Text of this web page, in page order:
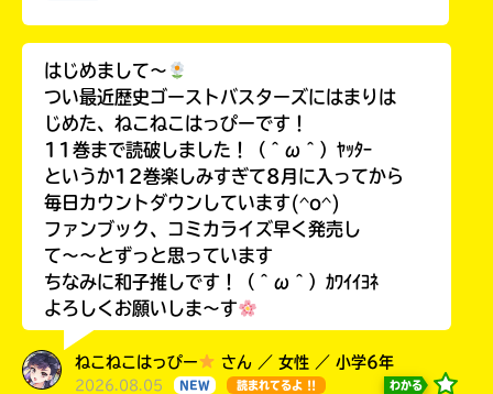
はじめまして〜
つい最近歴史ゴーストバスターズにはまりは
じめた、ねこねこはっぴーです！
11巻まで読破しました！（＾ω＾）ﾔｯﾀｰ
というか12巻楽しみすぎて8月に入ってから
毎日カウントダウンしています(^o^)
ファンブック、コミカライズ早く発売し
て〜〜とずっと思っています
ちなみに和子推しです！（＾ω＾）ｶﾜｲｲﾖﾈ
よろしくお願いしま〜す
ねこねこはっぴー さん ／ 女性 ／ 小学6年
2026.08.05 NEW 読まれてるよ !! わかる